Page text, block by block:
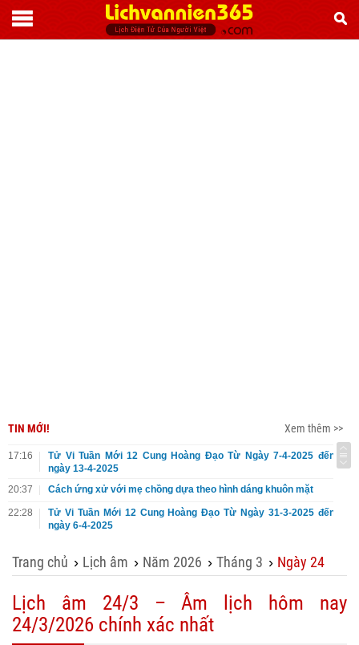
TIN MỚI! Xem thêm >>
17:16
Tử Vi Tuần Mới 12 Cung Hoàng Đạo Từ Ngày 7-4-2025 đến
ngày 13-4-2025
20:37
Cách ứng xử với mẹ chồng dựa theo hình dáng khuôn mặt
22:28
Tử Vi Tuần Mới 12 Cung Hoàng Đạo Từ Ngày 31-3-2025 đến
ngày 6-4-2025
Trang chủ › Lịch âm › Năm 2026 › Tháng 3 › Ngày 24
Lịch âm 24/3 – Âm lịch hôm nay
24/3/2026 chính xác nhất